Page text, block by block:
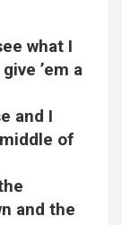
what I
’em a
and I
of
and the